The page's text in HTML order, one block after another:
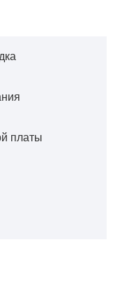
платы